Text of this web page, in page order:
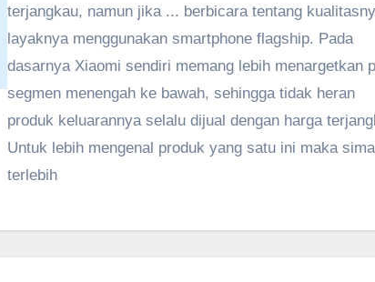
terjangkau, namun jika ... berbicara tentang
layaknya menggunakan smartphone flagship. Pada
dasarnya Xiaomi sendiri memang lebih menargetkan
segmen menengah ke bawah, sehingga tidak heran
produk keluarannya selalu dijual dengan harga
Untuk lebih mengenal produk yang satu ini maka
terlebih